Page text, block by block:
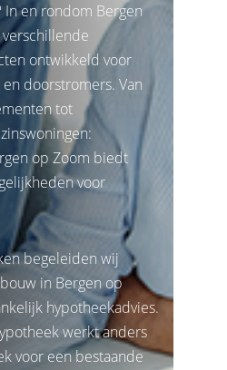
In en rondom Bergen
ontwikkeld voor
doorstromers. Van
tot
op Zoom biedt
voor
begeleiden wij
in Bergen op
hypotheekadvies.
werkt anders
voor een bestaande